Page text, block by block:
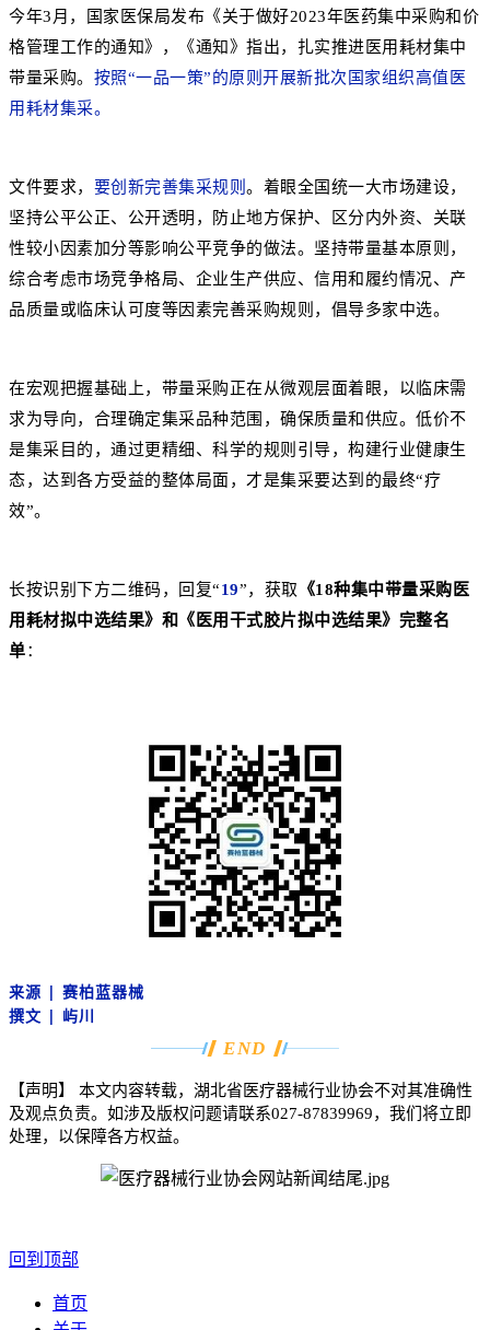
今年3月，国家医保局发布《关于做好2023年医药集中采购和价
格管理工作的通知》，《通知》指出，扎实推进医用耗材集中
带量采购。 按照“一品一策”的原则开展新批次国家组织高值医
用耗材集采。
文件要求， 要创新完善集采规则 。着眼全国统一大市场建设，
坚持公平公正、公开透明，防止地方保护、区分内外资、关联
性较小因素加分等影响公平竞争的做法。坚持带量基本原则，
综合考虑市场竞争格局、企业生产供应、信用和履约情况、产
品质量或临床认可度等因素完善采购规则，倡导多家中选。
在宏观把握基础上，带量采购正在从微观层面着眼，以临床需
求为导向，合理确定集采品种范围，确保质量和供应。低价不
是集采目的，通过更精细、科学的规则引导，构建行业健康生
态，达到各方受益的整体局面，才是集采要达到的最终“疗
效”。
长按识别下方二维码，回复“19”，获取 《18种集中带量采购医
用耗材拟中选结果》和《医用干式胶片拟中选结果》完整名
单：
来源 | 赛柏蓝器械
撰文 | 屿川
END
【声明】
本文内容转载，湖北省医疗器械行业协会不对其准确性
及观点负责。如涉及版权问题请联系027-87839969，我们将立即
处理，以保障各方权益。
回到顶部
首页